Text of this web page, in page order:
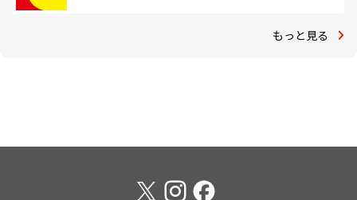
もっと見る